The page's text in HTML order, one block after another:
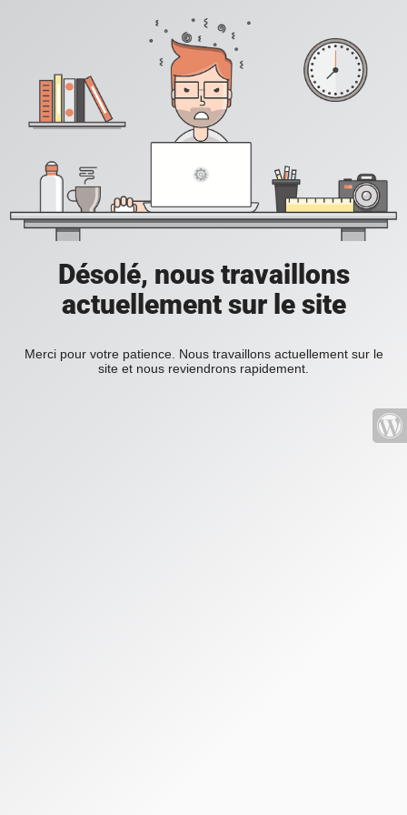
Désolé, nous travaillons
actuellement sur le site
Merci pour votre patience. Nous travaillons actuellement sur le
site et nous reviendrons rapidement.